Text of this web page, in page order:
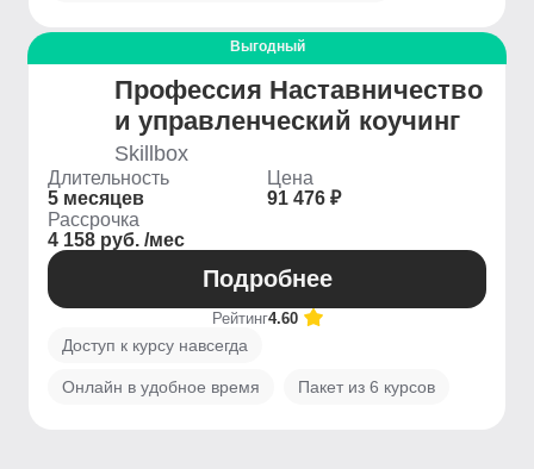
Выгодный
Профессия Наставничество
и управленческий коучинг
Skillbox
Длительность
5 месяцев
Цена
91 476 ₽
Рассрочка
4 158 руб. /мес
Подробнее
Рейтинг4.60
Доступ к курсу навсегда
Онлайн в удобное время Пакет из 6 курсов